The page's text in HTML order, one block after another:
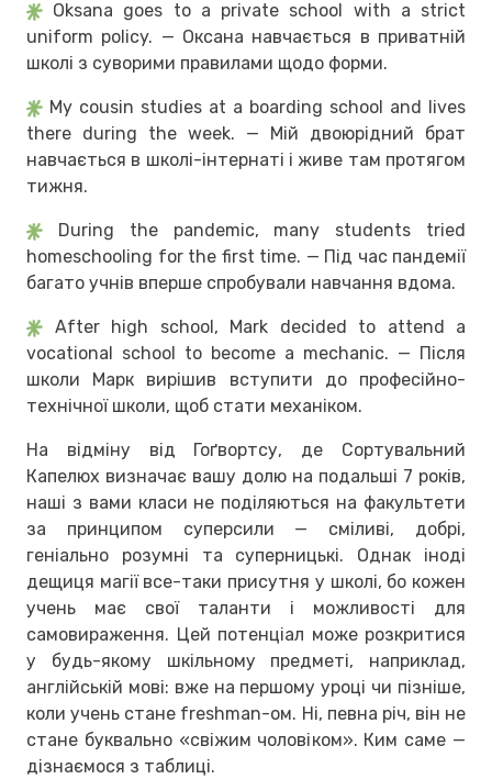
Oksana goes to a private school with a strict
uniform policy. — Оксана навчається в приватній
школі з суворими правилами щодо форми.
My cousin studies at a boarding school and lives
there during the week. — Мій двоюрідний брат
навчається в школі-інтернаті і живе там протягом
тижня.
During the pandemic, many students tried
homeschooling for the first time. — Під час пандемії
багато учнів вперше спробували навчання вдома.
After high school, Mark decided to attend a
vocational school to become a mechanic. — Після
школи Марк вирішив вступити до професійно-
технічної школи, щоб стати механіком.
На відміну від Гоґвортсу, де Сортувальний
Капелюх визначає вашу долю на подальші 7 років,
наші з вами класи не поділяються на факультети
за принципом суперсили — сміливі, добрі,
геніально розумні та суперницькі. Однак іноді
дещиця магії все-таки присутня у школі, бо кожен
учень має свої таланти і можливості для
самовираження. Цей потенціал може розкритися
у будь-якому шкільному предметі, наприклад,
англійській мові: вже на першому уроці чи пізніше,
коли учень стане freshman-ом. Ні, певна річ, він не
стане буквально «свіжим чоловіком». Ким саме —
дізнаємося з таблиці.